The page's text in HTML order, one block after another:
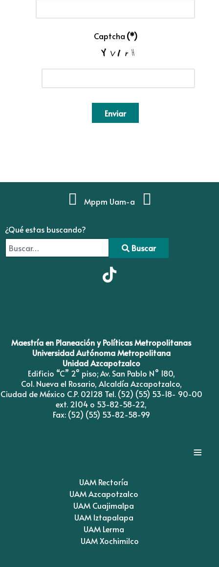
Captcha (*)
Enviar
Mppm Uam-a
¿Qué estas buscando?
Buscar
Maestría en Planeación y Políticas Metropolitanas
Universidad Autónoma Metropolitana
Unidad Azcapotzalco
Edificio “C” 2° piso; Av. San Pablo N° 180,
Col. Nueva el Rosario, Alcaldía Azcapotzalco,
Ciudad de México C.P. 02128 Tel. (52) (55) 53-18- 90-00
ext. 2104 o 53-82-58-22,
Fax: (52) (55) 53-82-58-99
≡
UAM Rectoría
UAM Azcapotzalco
UAM Cuajimalpa
UAM Iztapalapa
UAM Lerma
UAM Xochimilco